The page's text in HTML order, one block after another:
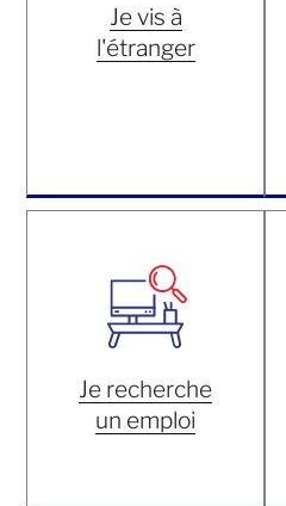
Je vis à
l'étranger
Je recherche
un emploi